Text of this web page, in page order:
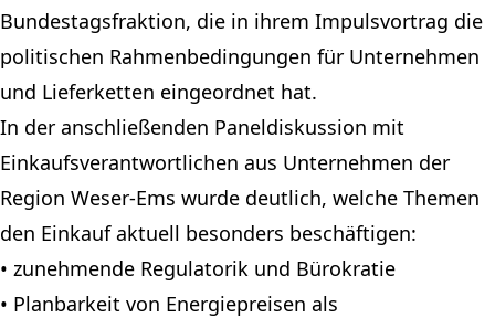
Bundestagsfraktion, die in ihrem Impulsvortrag die
politischen Rahmenbedingungen für Unternehmen
und Lieferketten eingeordnet hat.
In der anschließenden Paneldiskussion mit
Einkaufsverantwortlichen aus Unternehmen der
Region Weser-Ems wurde deutlich, welche Themen
den Einkauf aktuell besonders beschäftigen:
• zunehmende Regulatorik und Bürokratie
• Planbarkeit von Energiepreisen als